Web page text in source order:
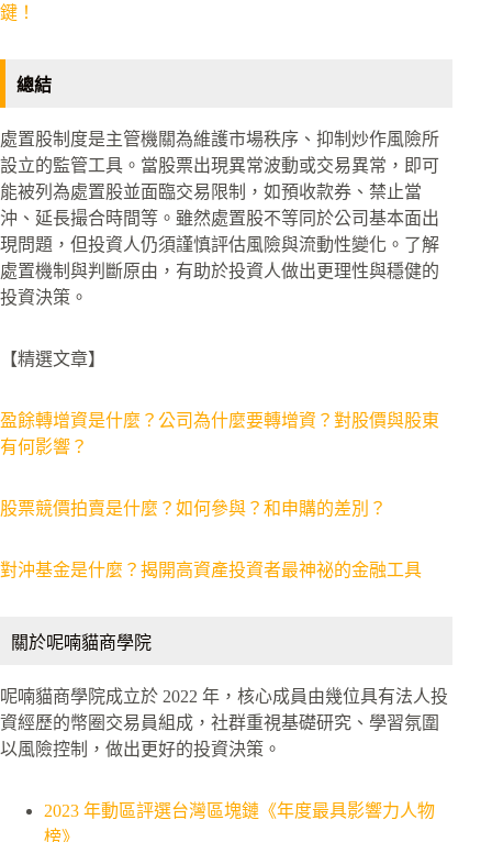
鍵！
總結
處置股制度是主管機關為維護市場秩序、抑制炒作風險所
設立的監管工具。當股票出現異常波動或交易異常，即可
能被列為處置股並面臨交易限制，如預收款券、禁止當
沖、延長撮合時間等。雖然處置股不等同於公司基本面出
現問題，但投資人仍須謹慎評估風險與流動性變化。了解
處置機制與判斷原由，有助於投資人做出更理性與穩健的
投資決策。
【精選文章】
盈餘轉增資是什麼？公司為什麼要轉增資？對股價與股東
有何影響？
股票競價拍賣是什麼？如何參與？和申購的差別？
對沖基金是什麼？揭開高資產投資者最神祕的金融工具
關於呢喃貓商學院
呢喃貓商學院成立於 2022 年，核心成員由幾位具有法人投
資經歷的幣圈交易員組成，社群重視基礎研究、學習氛圍
以風險控制，做出更好的投資決策。
2023 年動區評選台灣區塊鏈《年度最具影響力人物
榜》